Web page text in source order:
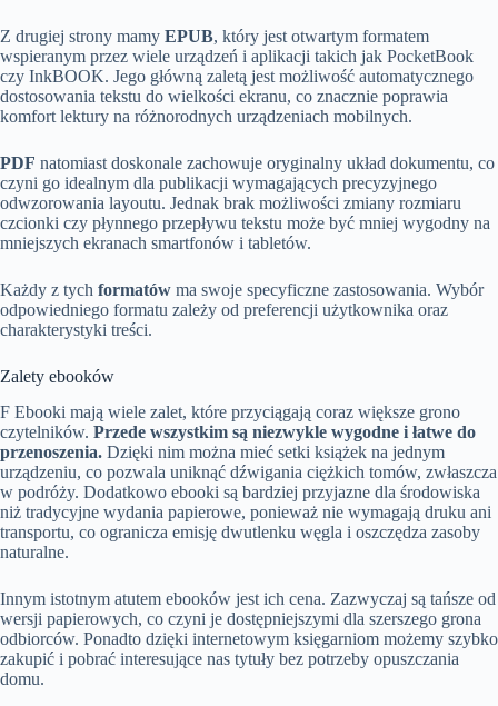
Z drugiej strony mamy EPUB, który jest otwartym formatem
wspieranym przez wiele urządzeń i aplikacji takich jak PocketBook
czy InkBOOK. Jego główną zaletą jest możliwość automatycznego
dostosowania tekstu do wielkości ekranu, co znacznie poprawia
komfort lektury na różnorodnych urządzeniach mobilnych.
PDF natomiast doskonale zachowuje oryginalny układ dokumentu, co
czyni go idealnym dla publikacji wymagających precyzyjnego
odwzorowania layoutu. Jednak brak możliwości zmiany rozmiaru
czcionki czy płynnego przepływu tekstu może być mniej wygodny na
mniejszych ekranach smartfonów i tabletów.
Każdy z tych formatów ma swoje specyficzne zastosowania. Wybór
odpowiedniego formatu zależy od preferencji użytkownika oraz
charakterystyki treści.
Zalety ebooków
F Ebooki mają wiele zalet, które przyciągają coraz większe grono
czytelników. Przede wszystkim są niezwykle wygodne i łatwe do
przenoszenia. Dzięki nim można mieć setki książek na jednym
urządzeniu, co pozwala uniknąć dźwigania ciężkich tomów, zwłaszcza
w podróży. Dodatkowo ebooki są bardziej przyjazne dla środowiska
niż tradycyjne wydania papierowe, ponieważ nie wymagają druku ani
transportu, co ogranicza emisję dwutlenku węgla i oszczędza zasoby
naturalne.
Innym istotnym atutem ebooków jest ich cena. Zazwyczaj są tańsze od
wersji papierowych, co czyni je dostępniejszymi dla szerszego grona
odbiorców. Ponadto dzięki internetowym księgarniom możemy szybko
zakupić i pobrać interesujące nas tytuły bez potrzeby opuszczania
domu.